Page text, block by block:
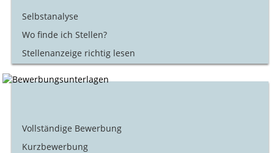
Selbstanalyse
Wo finde ich Stellen?
Stellenanzeige richtig lesen
Vollständige Bewerbung
Kurzbewerbung